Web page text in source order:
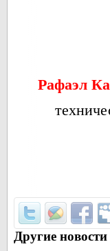
Рафаэл
Другие